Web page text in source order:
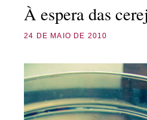
À espera das
24 DE MAIO DE 2010